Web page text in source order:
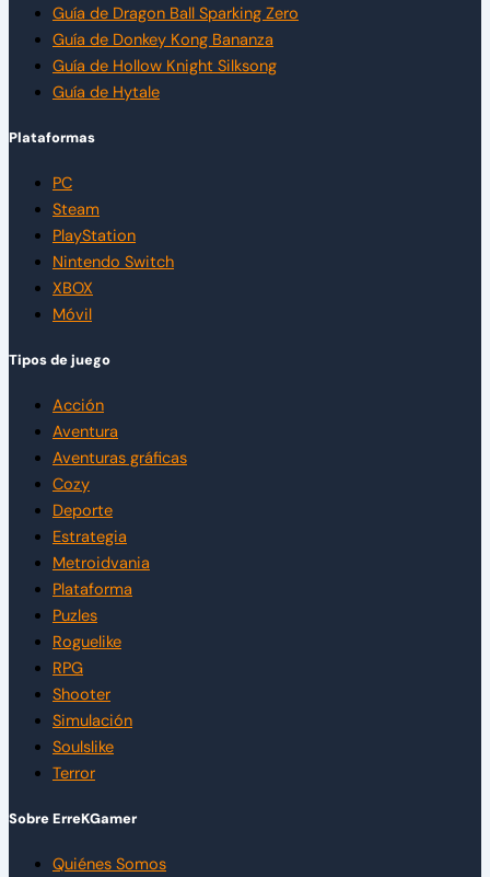
Guía de Dragon Ball Sparking Zero
Guía de Donkey Kong Bananza
Guía de Hollow Knight Silksong
Guía de Hytale
Plataformas
PC
Steam
PlayStation
Nintendo Switch
XBOX
Móvil
Tipos de juego
Acción
Aventura
Aventuras gráficas
Cozy
Deporte
Estrategia
Metroidvania
Plataforma
Puzles
Roguelike
RPG
Shooter
Simulación
Soulslike
Terror
Sobre ErreKGamer
Quiénes Somos